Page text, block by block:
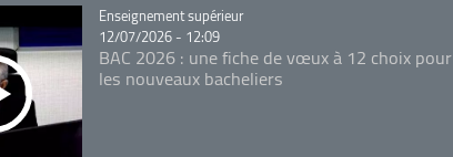
Catégorie
Enseignement supérieur
12/07/2026 - 12:09
BAC 2026 : une fiche de vœux à 12 choix pour
les nouveaux bacheliers